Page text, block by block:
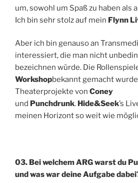
um, sowohl um Spaß zu haben als
Ich bin sehr stolz auf mein Flynn
Aber ich bin genauso an
interessiert, die man nicht
bezeichnen würde. Die
Workshopbekannt gemacht
Theaterprojekte von Coney
und Punchdrunk. Hide&Seek’s
meinen Horizont so weit wie
03. Bei welchem ARG warst du
und was war deine Aufgabe